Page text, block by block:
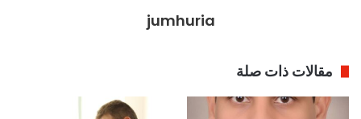
jumhuria
مقالات ذات صلة